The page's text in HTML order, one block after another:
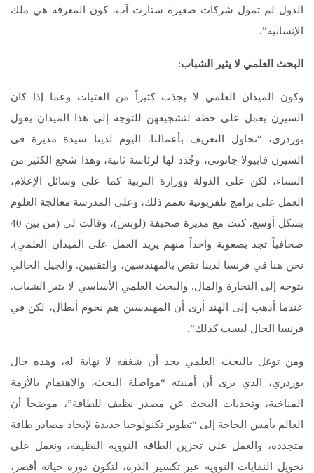
الدول لم تمول شركات صغيرة ستارت آب، كون المعرفة هي ملك
الإنسانية”.
البحث العلمي لا يثير الشباب:
وكون الميدان العلمي لا يجذب كثيراً من الفتيات وعما إذا كان
السيرن يعمل على خطة لتشجيعهن للتوجه إلى هذا الميدان يقول
بوردري، “نحاول التعريف بأعمالنا. اليوم لدينا سيدة مديرة في
السيرن فابيولا جانوتي، وجُدد لها لرئاسة ثانية، وهذا شجع الكثير من
النساء، لكن على الدولة ووزارة التربية كما على وسائل الإعلام،
العمل على برامج تلفزيونية تعمم ذلك، وعلى المدرسة معالجة العلوم
بشكل أوسع. كنت مع مديرة صحيفة (لوبس)، وقالت لي (من بين 40
صحافياً تجد بصعوبة واحداً منهم يريد العمل على الميدان العلمي).
نحن هنا في فرنسا لدينا نقص بالمهندسين، والتقنيين. والجيل الحالي
يتوجه إلى التجارة والمال. والبحث العلمي الأساسي لا يثير الشباب.
عندما أذهب إلى الهند أرى أن المهندسين هم نجوم أبطال، لكن في
فرنسا الحال ليست كذلك”.
ومن توغل بالبحث العلمي يجد أن شغفه لا نهاية له، وهذه حال
بوردري، الذي يرى أن أمنيته “مواصلة البحث، والاهتمام بالأزمة
المناخية، وتحديات البحث عن مصدر نظيف للطاقة”، موضحاً أن
العالم بأمس الحاجة إلى “تطوير تكنولوجيا جديدة لإيجاد مصادر طاقة
متجددة، والعمل على تخزين الطاقة النووية النظيفة، ونعمل على
تحويل النفايات النووية عبر تكسير الذرة، لتكون دورة حياته أقصر،